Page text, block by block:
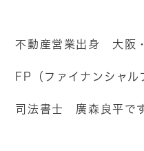
不動産営業出身 大阪
FP（ファイナンシャル
司法書士 廣森良平です